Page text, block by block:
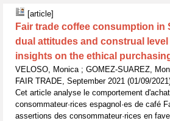
[article]
Fair trade coffee consumption in
dual attitudes and construal
insights on the ethical
VELOSO, Monica ; GOMEZ-SUAREZ,
FAIR TRADE, September 2021 (01/09/
Cet article analyse le comportement
consommateur·rices espagnol·es de café
assertions des consommateur·rices en